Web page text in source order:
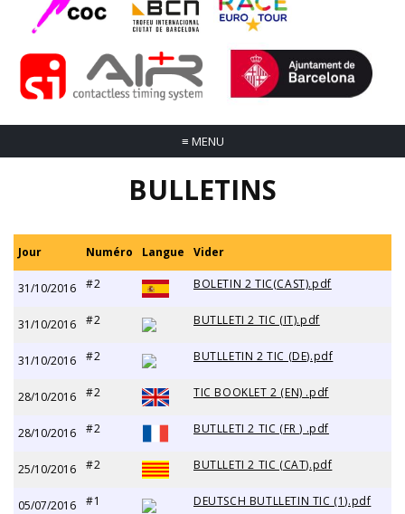
≡ MENU
BULLETINS
Jour Numéro Langue Vider
31/10/2016 #2 BOLETIN 2 TIC(CAST).pdf
31/10/2016 #2 BUTLLETI 2 TIC (IT).pdf
31/10/2016 #2 BUTLLETIN 2 TIC (DE).pdf
28/10/2016 #2 TIC BOOKLET 2 (EN) .pdf
28/10/2016 #2 BUTLLETI 2 TIC (FR ) .pdf
25/10/2016 #2 BUTLLETI 2 TIC (CAT).pdf
05/07/2016 #1 DEUTSCH BUTLLETIN TIC (1).pdf